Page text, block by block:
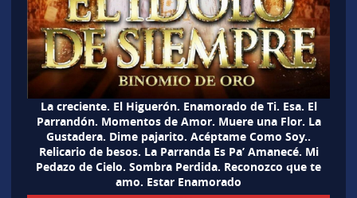
La creciente. El Higuerón. Enamorado de Ti. Esa. El
Parrandón. Momentos de Amor. Muere una Flor. La
Gustadera. Dime pajarito. Acéptame Como Soy..
Relicario de besos. La Parranda Es Pa’ Amanecé. Mi
Pedazo de Cielo. Sombra Perdida. Reconozco que te
amo. Estar Enamorado